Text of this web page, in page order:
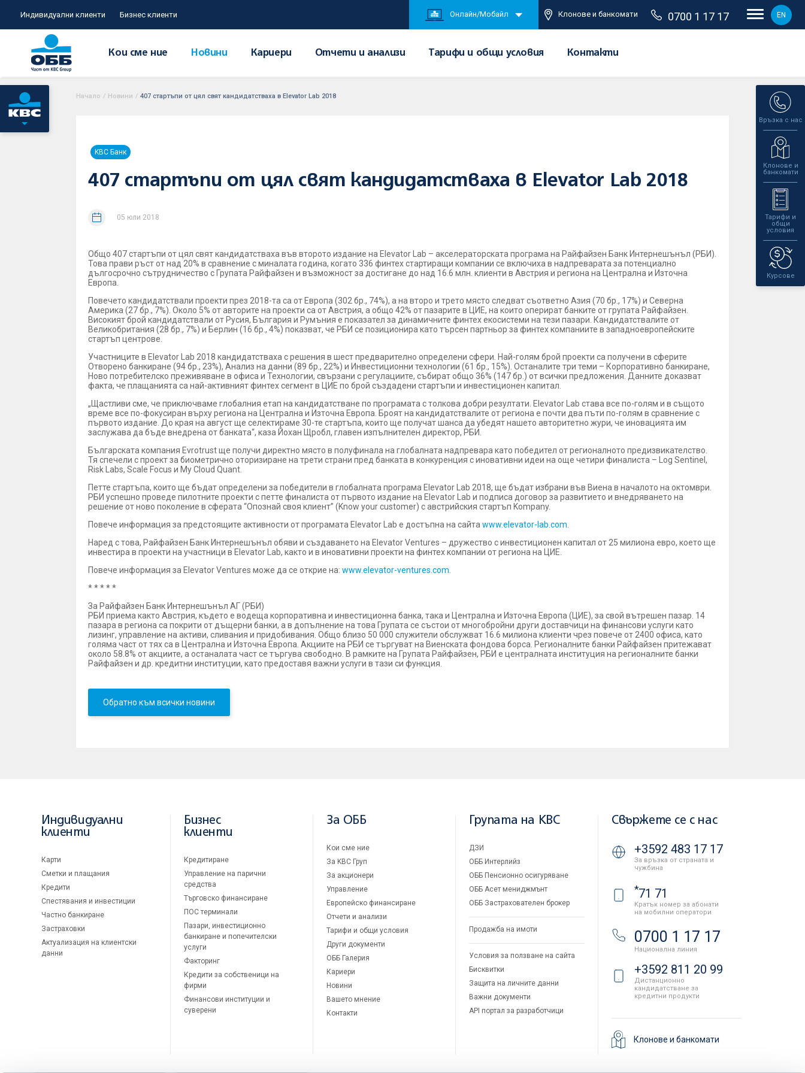
Индивидуални клиенти Бизнес клиенти Онлайн/Мобайл Клонове и банкомати 0700 1 17 17 EN
Кои сме ние Новини Кариери Отчети и анализи Тарифи и общи условия Контакти
Връзка с нас
Клонове и
банкомати
Тарифи и
общи
условия
Курсове
Начало / Новини / 407 стартъпи от цял свят кандидатстваха в Elevator Lab 2018
KBC Банк
407 стартъпи от цял свят кандидатстваха в Elevator Lab 2018
05 юли 2018
Общо 407 стартъпи от цял свят кандидатстваха във второто издание на Elevator Lab – акселераторската програма на Райфайзен Банк Интернешънъл (РБИ).
Това прави ръст от над 20% в сравнение с миналата година, когато 336 финтех стартиращи компании се включиха в надпреварата за потенциално
дългосрочно сътрудничество с Групата Райфайзен и възможност за достигане до над 16.6 млн. клиенти в Австрия и региона на Централна и Източна
Европа.
Повечето кандидатствали проекти през 2018-та са от Европа (302 бр., 74%), а на второ и трето място следват съответно Азия (70 бр., 17%) и Северна
Америка (27 бр., 7%). Около 5% от авторите на проекти са от Австрия, а общо 42% от пазарите в ЦИЕ, на които оперират банките от групата Райфайзен.
Високият брой кандидатствали от Русия, България и Румъния е показател за динамичните финтех екосистеми на тези пазари. Кандидатствалите от
Великобритания (28 бр., 7%) и Берлин (16 бр., 4%) показват, че РБИ се позиционира като търсен партньор за финтех компаниите в западноевропейските
стартъп центрове.
Участниците в Elеvator Lab 2018 кандидатстваха с решения в шест предварително определени сфери. Най-голям брой проекти са получени в сферите
Отворено банкиране (94 бр., 23%), Анализ на данни (89 бр., 22%) и Инвестиционни технологии (61 бр., 15%). Останалите три теми – Корпоративно банкиране,
Ново потребителско преживяване в офиса и Технологии, свързани с регулациите, събират общо 36% (147 бр.) от всички предложения. Данните доказват
факта, че плащанията са най-активният финтех сегмент в ЦИЕ по брой създадени стартъпи и инвестиционен капитал.
„Щастливи сме, че приключваме глобалния етап на кандидатстване по програмата с толкова добри резултати. Elevator Lab става все по-голям и в същото
време все по-фокусиран върху региона на Централна и Източна Европа. Броят на кандидатствалите от региона е почти два пъти по-голям в сравнение с
първото издание. До края на август ще селектираме 30-те стартъпа, които ще получат шанса да убедят нашето авторитетно жури, че иновацията им
заслужава да бъде внедрена от банката“, каза Йохан Щробл, главен изпълнителен директор, РБИ.
Българската компания Evrotrust ще получи директно място в полуфинала на глобалната надпревара като победител от регионалното предизвикателство.
Тя спечели с проект за биометрично оторизиране на трети страни пред банката в конкуренция с иновативни идеи на още четири финалиста – Log Sentinel,
Risk Labs, Scale Focus и My Cloud Quant.
Петте стартъпа, които ще бъдат определени за победители в глобалната програма Elevator Lab 2018, ще бъдат избрани във Виена в началото на октомври.
РБИ успешно проведе пилотните проекти с петте финалиста от първото издание на Elevator Lab и подписа договор за развитието и внедряването на
решение от ново поколение в сферата “Опознай своя клиент” (Know your customer) с австрийския стартъп Kompany.
Повече информация за предстоящите активности от програмата Elevator Lab е достъпна на сайта www.elevator-lab.com
Наред с това, Райфайзен Банк Интернешънъл обяви и създаването на Elevator Ventures – дружество с инвестиционен капитал от 25 милиона евро, което ще
инвестира в проекти на участници в Elevator Lab, както и в иновативни проекти на финтех компании от региона на ЦИЕ.
Повече информация за Elevator Ventures може да се открие на: www.elevator-ventures.com
* * * * *
За Райфайзен Банк Интернешънъл АГ (РБИ)
РБИ приема както Австрия, където е водеща корпоративна и инвестиционна банка, така и Централна и Източна Европа (ЦИЕ), за свой вътрешен пазар. 14
пазара в региона са покрити от дъщерни банки, а в допълнение на това Групата се състои от многобройни други доставчици на финансови услуги като
лизинг, управление на активи, сливания и придобивания. Общо близо 50 000 служители обслужват 16.6 милиона клиенти чрез повече от 2400 офиса, като
голяма част от тях са в Централна и Източна Европа. Акциите на РБИ се търгуват на Виенската фондова борса. Регионалните банки Райфайзен притежават
около 58.8% от акциите, а останалата част се търгува свободно. В рамките на Групата Райфайзен, РБИ е централната институция на регионалните банки
Райфайзен и др. кредитни институции, като предоставя важни услуги в тази си функция.
Обратно към всички новини
Индивидуални
клиенти
Карти
Сметки и плащания
Кредити
Спестявания и инвестиции
Частно банкиране
Застраховки
Актуализация на клиентски
данни
Бизнес
клиенти
Кредитиране
Управление на парични
средства
Търговско финансиране
ПОС терминали
Пазари, инвестиционно
банкиране и попечителски
услуги
Факторинг
Кредити за собственици на
фирми
Финансови институции и
суверени
За ОББ
Кои сме ние
За KBC Груп
За акционери
Управление
Европейско финансиране
Отчети и анализи
Тарифи и общи условия
Други документи
ОББ Галерия
Кариери
Новини
Вашето мнение
Контакти
Групата на KBC
ДЗИ
ОББ Интерлийз
ОББ Пенсионно осигуряване
ОББ Асет мениджмънт
ОББ Застрахователен брокер
Продажба на имоти
Условия за ползване на сайта
Бисквитки
Защита на личните данни
Важни документи
API портал за разработчици
Свържете се с нас
+3592 483 17 17
За връзка от страната и
чужбина
*71 71
Кратък номер за абонати
на мобилни оператори
0700 1 17 17
Национална линия
+3592 811 20 99
Дистанционно
кандидатстване за
кредитни продукти
Клонове и банкомати